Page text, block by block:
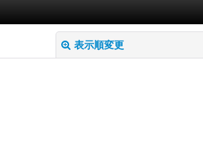
表示順変更